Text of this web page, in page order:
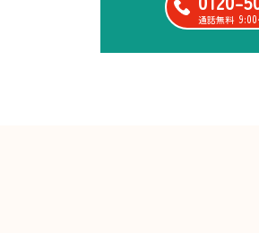
通話無料 9:00